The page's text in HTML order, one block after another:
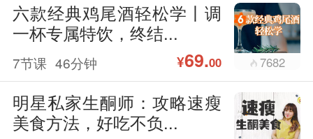
六款经典鸡尾酒轻松学丨调
一杯专属特饮，终结...
7节课 46分钟 ¥69.00 7682
明星私家生酮师：攻略速瘦
美食方法，好吃不负...